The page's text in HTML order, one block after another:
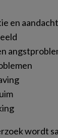
en
wordt